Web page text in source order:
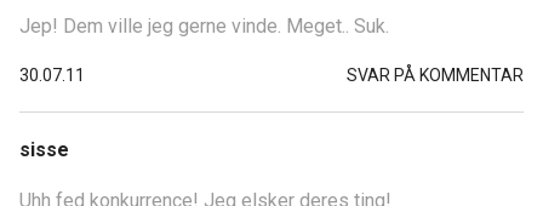
Jep! Dem ville jeg gerne vinde. Meget.. Suk.
30.07.11 SVAR PÅ KOMMENTAR
sisse
Uhh fed konkurrence! Jeg elsker deres ting!